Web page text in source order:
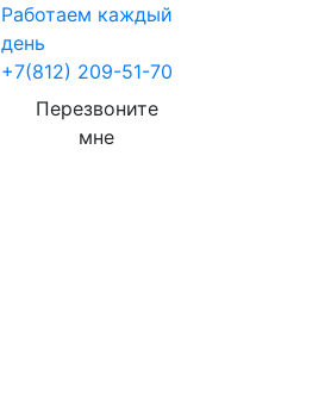
Работаем каждый
день
+7(812) 209-51-70
Перезвоните
мне